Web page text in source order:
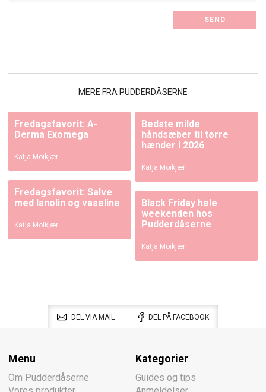
MERE FRA PUDDERDÅSERNE
Fredagsfavorit: A-
Derma Exomega
Katja Moikjær
Bedste milde
håndsæber til tørre
hænder i 2026
Katja Moikjær
Fredagsfavorit: Salve
med lanolin og vaseline
Katja Moikjær
Black Friday hele
weekenden hos
Pudderdåserne
Katja Moikjær
DEL VIA MAIL DEL PÅ FACEBOOK
Menu
Om Pudderdåserne
Kategorier
Guides og tips